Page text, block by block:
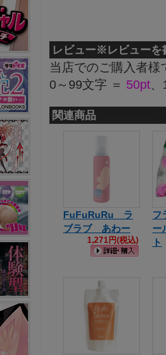
レビュー※レビューを
当店でのご購入者
0～99文字 ＝ 50pt
関連商品
FuFuRuRu ラ
ブラブ あわー
1,271円(税込)
フ
ー
ト